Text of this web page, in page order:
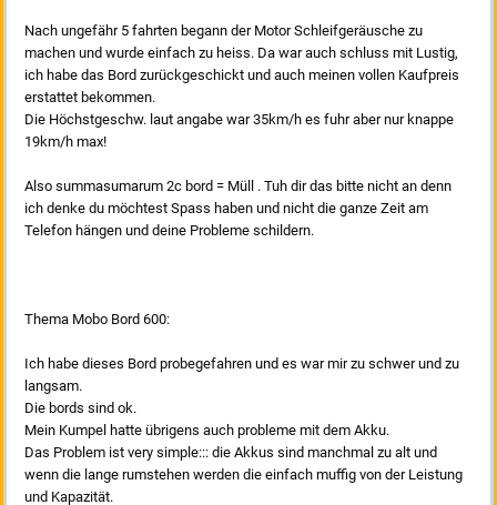
Nach ungefähr 5 fahrten begann der Motor Schleifgeräusche zu
machen und wurde einfach zu heiss. Da war auch schluss mit Lustig,
ich habe das Bord zurückgeschickt und auch meinen vollen Kaufpreis
erstattet bekommen.
Die Höchstgeschw. laut angabe war 35km/h es fuhr aber nur knappe
19km/h max!
Also summasumarum 2c bord = Müll . Tuh dir das bitte nicht an denn
ich denke du möchtest Spass haben und nicht die ganze Zeit am
Telefon hängen und deine Probleme schildern.
Thema Mobo Bord 600:
Ich habe dieses Bord probegefahren und es war mir zu schwer und zu
langsam.
Die bords sind ok.
Mein Kumpel hatte übrigens auch probleme mit dem Akku.
Das Problem ist very simple::: die Akkus sind manchmal zu alt und
wenn die lange rumstehen werden die einfach muffig von der Leistung
und Kapazität.